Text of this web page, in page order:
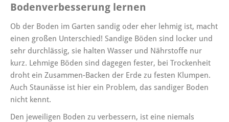
Bodenverbesserung lernen
Ob der Boden im Garten sandig oder eher lehmig ist, macht
einen großen Unterschied! Sandige Böden sind locker und
sehr durchlässig, sie halten Wasser und Nährstoffe nur
kurz. Lehmige Böden sind dagegen fester, bei Trockenheit
droht ein Zusammen-Backen der Erde zu festen Klumpen.
Auch Staunässe ist hier ein Problem, das sandiger Boden
nicht kennt.
Den jeweiligen Boden zu verbessern, ist eine niemals